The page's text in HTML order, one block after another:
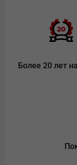
Более 20 лет